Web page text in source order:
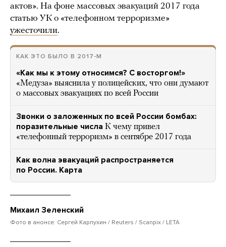
актов». На фоне массовых эвакуаций 2017 года
статью УК о «телефонном терроризме»
ужесточили.
КАК ЭТО БЫЛО В 2017-М
«Как мы к этому относимся? С восторгом!»
«Медуза» выяснила у полицейских, что они думают
о массовых эвакуациях по всей России
Звонки о заложенных по всей России бомбах:
поразительные числа К чему привел
«телефонный терроризм» в сентябре 2017 года
Как волна эвакуаций распространяется
по России. Карта
Михаил Зеленский
Фото в анонсе: Сергей Карпухин / Reuters / Scanpix / LETA